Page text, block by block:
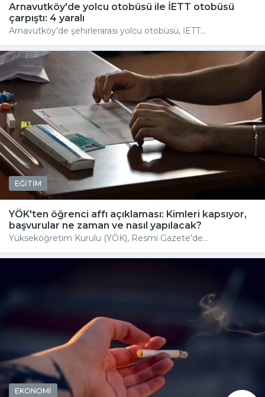
Arnavutköy'de yolcu otobüsü ile İETT otobüsü
çarpıştı: 4 yaralı
Arnavutköy'de şehirlerarası yolcu otobüsü, İETT...
EĞİTİM
YÖK'ten öğrenci affı açıklaması: Kimleri kapsıyor,
başvurular ne zaman ve nasıl yapılacak?
Yükseköğretim Kurulu (YÖK), Resmi Gazete'de...
EKONOMİ